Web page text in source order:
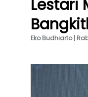
Lestari
Eko Budhiarto |